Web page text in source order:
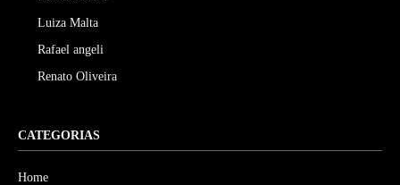
Luiza Malta
Rafael angeli
Renato Oliveira
CATEGORIAS
Home